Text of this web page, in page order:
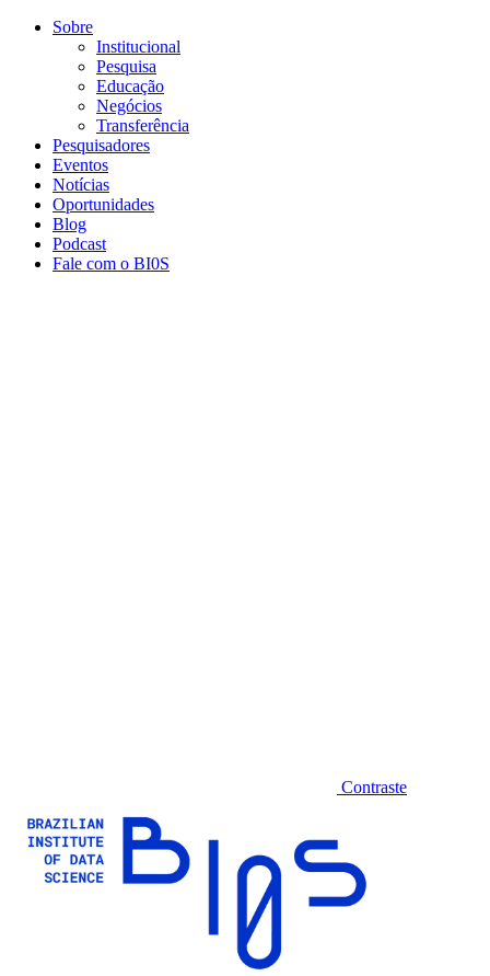
Conteúdo principal
Sobre
Institucional
Pesquisa
Educação
Negócios
Transferência
Pesquisadores
Eventos
Notícias
Oportunidades
Blog
Podcast
Fale com o BI0S
Contraste